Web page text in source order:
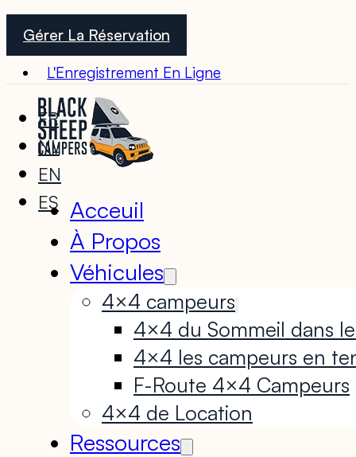
Gérer La Réservation
L'Enregistrement En Ligne
FR
NL
EN
ES Acceuil
À Propos
Véhicules
4×4 campeurs
4×4 du Sommeil dans
4×4 les campeurs en
F-Route 4×4 Campeurs
4×4 de Location
Ressources